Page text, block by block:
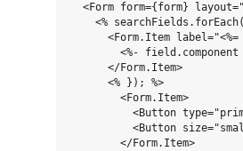
<Form form={form}
<%
<Form.Item
<%- field.component
      </Form.Item>
      <% }); %>
        <Form.Item>
<Button
<Button
        </Form.Item>